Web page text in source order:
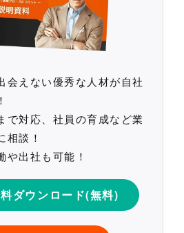
会えない優秀な人材が自社
で対応、社員の育成など業
相談！
や出社も可能！
ダウンロード(無料)